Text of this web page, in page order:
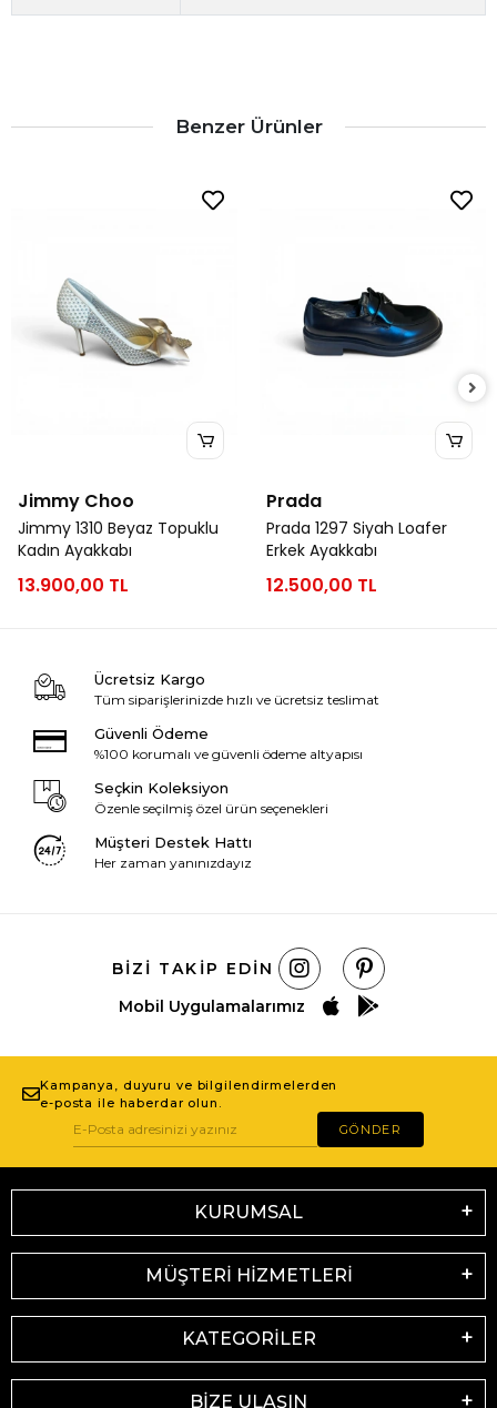
Benzer Ürünler
Jimmy Choo
Jimmy 1310 Beyaz Topuklu
Kadın Ayakkabı
13.900,00 TL
Prada
Prada 1297 Siyah Loafer
Erkek Ayakkabı
12.500,00 TL
Ücretsiz Kargo
Tüm siparişlerinizde hızlı ve ücretsiz teslimat
Güvenli Ödeme
%100 korumalı ve güvenli ödeme altyapısı
Seçkin Koleksiyon
Özenle seçilmiş özel ürün seçenekleri
Müşteri Destek Hattı
Her zaman yanınızdayız
BIZI TAKIP EDIN
Mobil Uygulamalarımız
Kampanya, duyuru ve bilgilendirmelerden
e-posta ile haberdar olun.
GÖNDER
KURUMSAL
MÜŞTERİ HİZMETLERİ
KATEGORİLER
BİZE ULAŞIN